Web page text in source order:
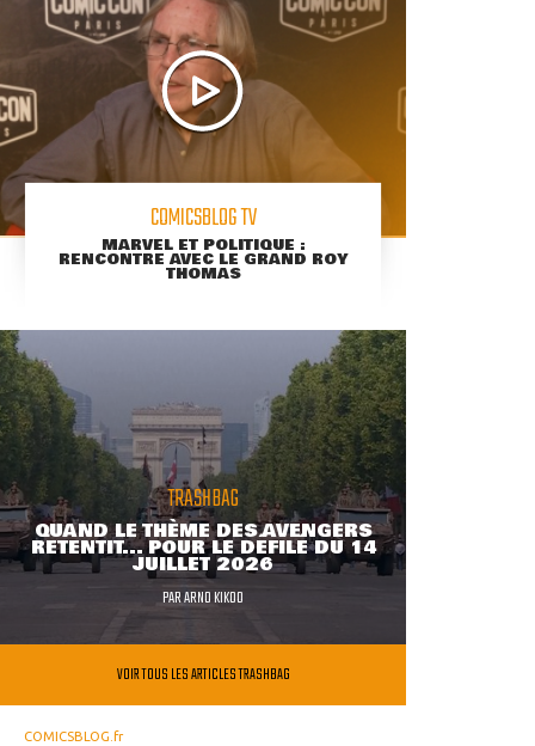
COMICSBLOG TV
MARVEL ET POLITIQUE :
RENCONTRE AVEC LE GRAND ROY
THOMAS
TRASHBAG
QUAND LE THÈME DES AVENGERS
RETENTIT... POUR LE DÉFILÉ DU 14
JUILLET 2026
PARARNO KIKOO
VOIR TOUS LES ARTICLES TRASHBAG
COMICSBLOG.fr